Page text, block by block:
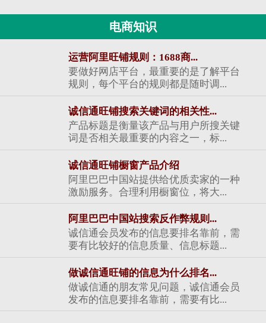
电商知识
运营阿里旺铺规则：1688商...
要做好网店平台，最重要的是了解平台
规则，每个平台的规则都是随时调...
诚信通旺铺搜索关键词的相关性...
产品标题是衡量该产品与用户所搜关键
词是否相关最重要的内容之一，标...
诚信通旺铺橱窗产品介绍
阿里巴巴中国站提供给优质卖家的一种
激励服务。合理利用橱窗位，将大...
阿里巴巴中国站搜索反作弊规则...
诚信通会员发布的信息要排名靠前，需
要有比较好的信息质量、信息标题...
做诚信通旺铺的信息为什么排名...
做诚信通的朋友常见问题，诚信通会员
发布的信息要排名靠前，需要有比...